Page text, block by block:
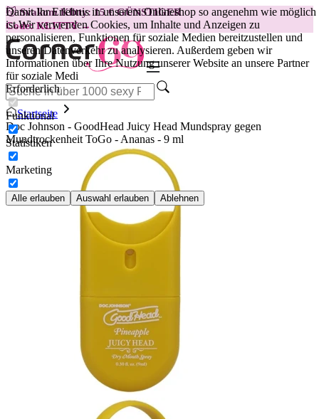
Damit Ihr Erlebnis in unserem Onlineshop so angenehm wie möglich
ist.Wir verwenden Cookies, um Inhalte und Anzeigen zu
personalisieren, Funktionen für soziale Medien bereitzustellen und
unseren Datenverkehr zu analysieren. Außerdem geben wir
Informationen über Ihre Nutzung unserer Website an unsere Partner
für soziale Medi
Erforderlich
Funktional
Statistiken
Marketing
Alle erlauben Auswahl erlauben Ablehnen
😽Svakom Klitty: 15 € GÜNSTIGER
Code: KLITTY →
Startseite
Doc Johnson - GoodHead Juicy Head Mundspray gegen
Mundtrockenheit ToGo - Ananas - 9 ml